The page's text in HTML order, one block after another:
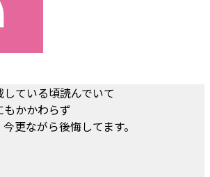
ている頃読んでいて
かかわらず
更ながら後悔してます。